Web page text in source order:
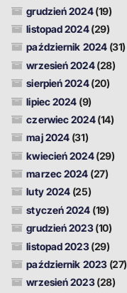
grudzień 2024(19)
listopad 2024(29)
październik 2024(31)
wrzesień 2024(28)
sierpień 2024(20)
lipiec 2024 (9)
czerwiec 2024(14)
maj 2024 (31)
kwiecień 2024(29)
marzec 2024 (27)
luty 2024 (25)
styczeń 2024 (19)
grudzień 2023(10)
listopad 2023(29)
październik 2023(27)
wrzesień 2023(28)